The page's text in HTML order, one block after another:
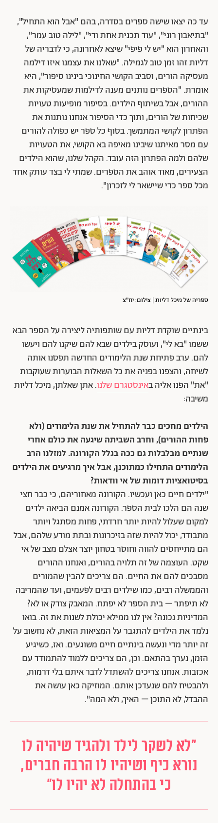
עד כה יצאו שישה ספרים בסדרה, בהם "אבל הוא התחיל",
"בתיאבון רוני", "עוד תכנית אחת ודי", "לילה טוב עמר",
והאחרון הוא "יש לי פיפי" שיצא לאחרונה, כי לדבריה של
דליות זהו זמן טוב לגמילה. "שאלנו את עצמנו איזו דילמה
מעסיקה הורים, וסביב הקושי החינוכי בינינו סיפור", היא
אומרת. "הספרים נותנים מענה לדילמות שמעסיקות את
ההורים, אבל בשיתוף הילדים. בסיפור מופיעות טעויות
שכיחות של הורים, ותוך כדי הסיפור אנחנו נותנות את
הפתרון לקושי המתמשך. בסוף כל ספר יש כפולה להורים
עם מסר מאיתנו שיבינו מאיפה בא הקושי, את הטעויות
שלהם ולמה הפתרון הזה עובד. הקהל שלנו, שהוא הילדים
הצעירים, מאוד אוהב את הספרים. שמתי לי בצד עותק אחד
מכל ספר כדי שיישאר לי לזכרון".
ספריה של מיכל דליות | צילום: יח"צ
בינתיים שוקדת דליות עם שותפותיה ליצירה על הספר הבא
ששמו "בא לי", ועוסק בילדים שבא להם שיקנו להם ויעשו
להם. ערב פתיחת שנת הלימודים החדשה תפסנו אותה
לשיחה,והצפנו בפניה את כל השאלות הבוערות שעוקבות
"את" הפנו אליה באינסטגרם שלנו. אתן שאלתן, מיכל דליות
משיבה:
הילדים מחכים כבר להתחיל את שנת הלימודים (ולא
פחות ההורים), וחרב השביתה שיגעה את כולם אחרי
שנתיים מבלבלות גם ככה בגלל הקורונה. למזלנו הרב
הלימודים התחילו כמתוכנן, אבל איך מרגיעים את הילדים
בסיטואציות דומות של אי וודאות?
"ילדים חיים כאן ועכשיו. הקורונה מאחוריהם, כי כבר חצי
שנה הם הלכו לבית הספר. הקורונה אמנם הביאה ילדים
למקום שעלול להיות יותר חרדתי, פחות מסתגל ויותר
מתבודד, יכול להיות שזה בזיכרונות ובתת מודע שלהם, אבל
הם מתייחסים להווה וחוסר בטחון יוצר אצלם מצב של אי
שקט. העוצמה של זה תלויה בהורים, ואנחנו ההורים
מסבכים להם את החיים. הם צריכים להבין שהמורים
והממשלה רבים, כמו שילדים רבים לפעמים, ועד שהמריבה
לא תיפתר – בית הספר לא יפתח. המאבק צודק או לא?
המדיניות נכונה? אין לנו ממילא יכולת לשנות את זה. בואו
נלמד את הילדים להתגבר על המציאות הזאת, לא נחשוב על
זה יותר מדי ונעשה בינתיים חיים משוגעים. ואז, כשיגיע
הזמן, נערך בהתאם. וכן, הם צריכים ללמוד להתמודד עם
אכזבות. אנחנו צריכים להשתדל לדבר איתם בלי דרמות,
ולהבטיח להם שנעדכן אותם. המוזיקה כאן עושה את
ההבדל, לא התוכן – האיך,ולא המה".
"לא לשקר לילד ולהגיד שיהיה לו
נורא כיף ושיהיו לו הרבה חברים,
כי בהתחלה לא יהיו לו"